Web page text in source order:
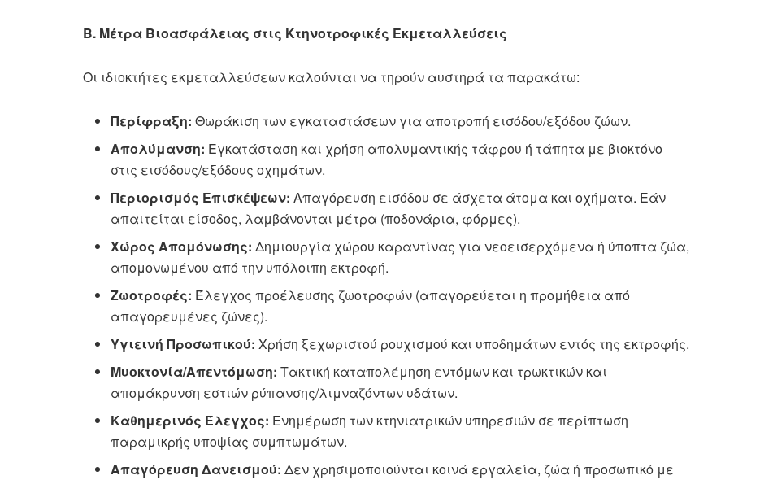
Β. Μέτρα Βιοασφάλειας στις Κτηνοτροφικές Εκμεταλλεύσεις
Οι ιδιοκτήτες εκμεταλλεύσεων καλούνται να τηρούν αυστηρά τα παρακάτω:
Περίφραξη: Θωράκιση των εγκαταστάσεων για αποτροπή εισόδου/εξόδου ζώων.
Απολύμανση: Εγκατάσταση και χρήση απολυμαντικής τάφρου ή τάπητα με βιοκτόνο
στις εισόδους/εξόδους οχημάτων.
Περιορισμός Επισκέψεων: Απαγόρευση εισόδου σε άσχετα άτομα και οχήματα. Εάν
απαιτείται είσοδος, λαμβάνονται μέτρα (ποδονάρια, φόρμες).
Χώρος Απομόνωσης: Δημιουργία χώρου καραντίνας για νεοεισερχόμενα ή ύποπτα ζώα,
απομονωμένου από την υπόλοιπη εκτροφή.
Ζωοτροφές: Έλεγχος προέλευσης ζωοτροφών (απαγορεύεται η προμήθεια από
απαγορευμένες ζώνες).
Υγιεινή Προσωπικού: Χρήση ξεχωριστού ρουχισμού και υποδημάτων εντός της εκτροφής.
Μυοκτονία/Απεντόμωση: Τακτική καταπολέμηση εντόμων και τρωκτικών και
απομάκρυνση εστιών ρύπανσης/λιμναζόντων υδάτων.
Καθημερινός Έλεγχος: Ενημέρωση των κτηνιατρικών υπηρεσιών σε περίπτωση
παραμικρής υποψίας συμπτωμάτων.
Απαγόρευση Δανεισμού: Δεν χρησιμοποιούνται κοινά εργαλεία, ζώα ή προσωπικό με